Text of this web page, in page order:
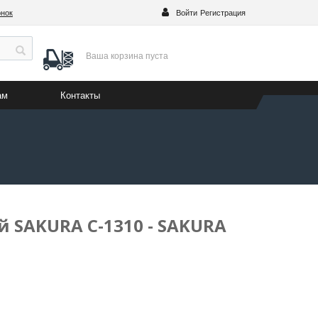
Войти Регистрация
Ваша корзина пуста
Контакты
C-1310 - SAKURA